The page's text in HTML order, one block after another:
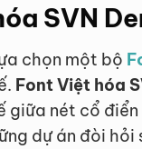
SVN
chọn một bộ
Font Việt hóa
giữa nét cổ
dự án đòi hỏi